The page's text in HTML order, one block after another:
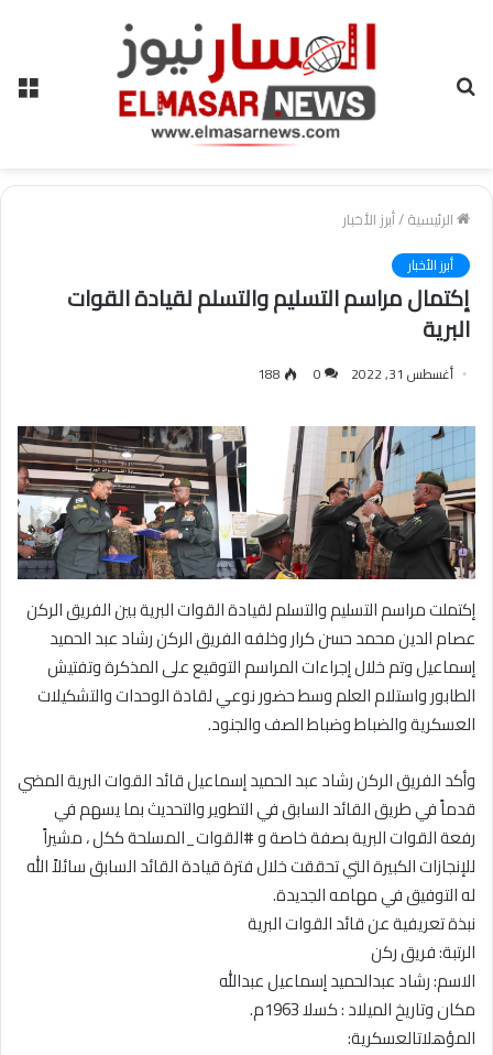
الرئيسية/أبرز الأخبار
أبرز الأخبار
إكتمال مراسم التسليم والتسلم لقيادة القوات
البرية
أغسطس 31, 2022 0
188
إكتملت مراسم التسليم والتسلم لقيادة القوات البرية بين الفريق الركن
عصام الدين محمد حسن كرار وخلفه الفريق الركن رشاد عبد الحميد
إسماعيل وتم خلال إجراءات المراسم التوقيع على المذكرة وتفتيش
الطابور واستلام العلم وسط حضور نوعي لقادة الوحدات والتشكيلات
العسكرية والضباط وضباط الصف والجنود.
وأكد الفريق الركن رشاد عبد الحميد إسماعيل قائد القوات البرية المضي
قدماً في طريق القائد السابق في التطوير والتحديث بما يسهم في
رفعة القوات البرية بصفة خاصة و #القوات_المسلحة ككل ، مشيراً
للإنجازات الكبيرة التي تحققت خلال فترة قيادة القائد السابق سائلاً الله
له التوفيق في مهامه الجديدة.
نبذة تعريفية عن قائد القوات البرية
الرتبة: فريق ركن
الاسم: رشاد عبدالحميد إسماعيل عبدالله
مكان وتاريخ الميلاد : كسلا 1963م.
المؤهلاتالعسكرية: